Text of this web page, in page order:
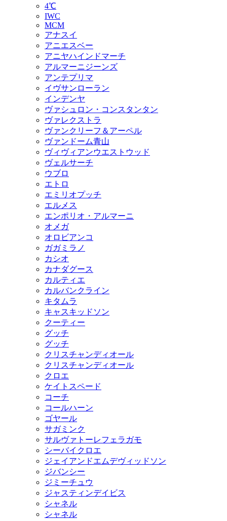
4℃
IWC
MCM
アナスイ
アニエスベー
アニヤハインドマーチ
アルマーニジーンズ
アンテプリマ
イヴサンローラン
インデンヤ
ヴァシュロン・コンスタンタン
ヴァレクストラ
ヴァンクリーフ＆アーペル
ヴァンドーム青山
ヴィヴィアンウエストウッド
ヴェルサーチ
ウブロ
エトロ
エミリオプッチ
エルメス
エンポリオ・アルマーニ
オメガ
オロビアンコ
ガガミラノ
カシオ
カナダグース
カルティエ
カルバンクライン
キタムラ
キャスキッドソン
クーティー
グッチ
グッチ
クリスチャンディオール
クリスチャンディオール
クロエ
ケイトスペード
コーチ
コールハーン
ゴヤール
サガミンク
サルヴァトーレフェラガモ
シーバイクロエ
ジェイアンドエムデヴィッドソン
ジバンシー
ジミーチュウ
ジャスティンデイビス
シャネル
シャネル